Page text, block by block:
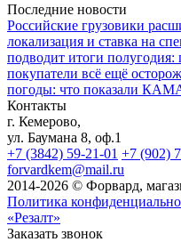
Последние новости
Российские грузовики
локализация и ставка на
подводит итоги полугодия:
покупатели всё ещё
погоды: что показали
Контакты
г. Кемерово,
ул. Баумана 8, оф.1
+7 (3842) 59-21-01 +7 (902)
forvardkem@mail.ru
2014-2026 © Форвард,
Политика
«Резалт»
Заказать звонок